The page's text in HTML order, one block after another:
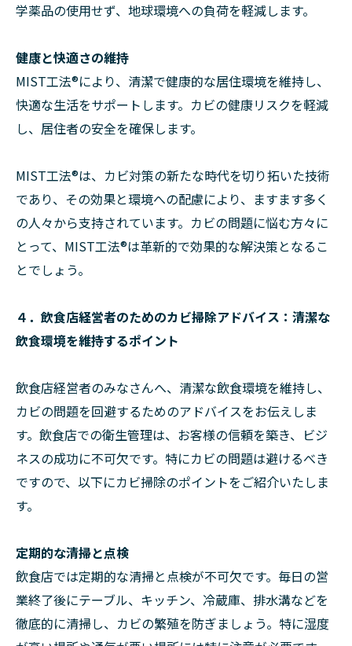
学薬品の使用せず、地球環境への負荷を軽減します。
健康と快適さの維持
MIST工法®により、清潔で健康的な居住環境を維持し、
快適な生活をサポートします。カビの健康リスクを軽減
し、居住者の安全を確保します。
MIST工法®は、カビ対策の新たな時代を切り拓いた技術
であり、その効果と環境への配慮により、ますます多く
の人々から支持されています。カビの問題に悩む方々に
とって、MIST工法®は革新的で効果的な解決策となるこ
とでしょう。
４．飲食店経営者のためのカビ掃除アドバイス：清潔な
飲食環境を維持するポイント
飲食店経営者のみなさんへ、清潔な飲食環境を維持し、
カビの問題を回避するためのアドバイスをお伝えしま
す。飲食店での衛生管理は、お客様の信頼を築き、ビジ
ネスの成功に不可欠です。特にカビの問題は避けるべき
ですので、以下にカビ掃除のポイントをご紹介いたしま
す。
定期的な清掃と点検
飲食店では定期的な清掃と点検が不可欠です。毎日の営
業終了後にテーブル、キッチン、冷蔵庫、排水溝などを
徹底的に清掃し、カビの繁殖を防ぎましょう。特に湿度